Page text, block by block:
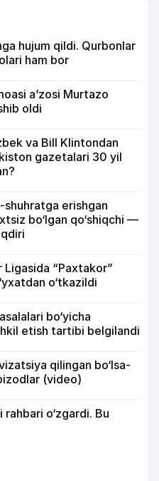
hujum qildi. Qurbonlar
ham bor
a’zosi Murtazo
oldi
va Bill Klintondan
gazetalari 30 yil
shuhratga erishgan
bo‘lgan qo‘shiqchi —
Ligasida “Paxtakor”
o‘tkazildi
bo‘yicha
etish tartibi belgilandi
qilingan bo‘lsa-
(video)
o‘zgardi. Bu